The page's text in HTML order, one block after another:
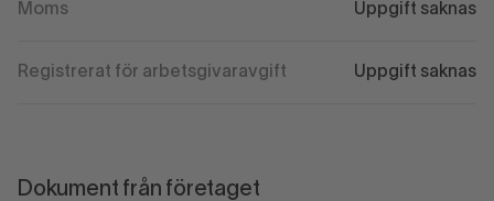
Moms Uppgift saknas
Registrerat för arbetsgivaravgift Uppgift saknas
Dokument från företaget